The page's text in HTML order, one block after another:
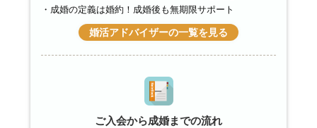
成婚の定義は婚約！成婚後も無期限サポート
婚活アドバイザーの一覧を見る
ご入会から成婚までの流れ